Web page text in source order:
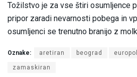
Tožilstvo je za vse štiri osumljence
pripor zaradi nevarnosti pobega in
osumljenci se trenutno branijo z
Oznake: aretiran beograd europol
zamaskiran